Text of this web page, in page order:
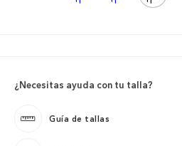
¿Necesitas ayuda con tu talla?
Guía de tallas